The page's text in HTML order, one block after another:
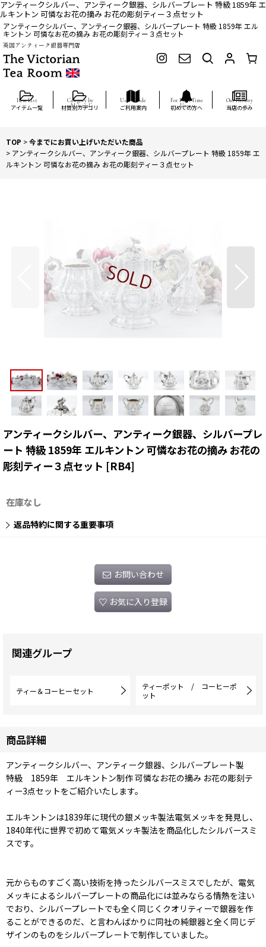
アンティークシルバー、アンティーク銀器、シルバープレート 特級 1859年 エ
ルキントン 可憐なお花の摘み お花の彫刻ティー３点セット
アンティークシルバー、アンティーク銀器、シルバープレート 特級 1859年 エル
キントン 可憐なお花の摘み お花の彫刻ティー３点セット
英国アンティーク銀器専門店
アイテム一覧 材質別カテゴリ ご利用案内 初めての方へ 当店の歩み
TOP >今までにお買い上げいただいた商品
> アンティークシルバー、アンティーク銀器、シルバープレート 特級 1859年 エ
ルキントン 可憐なお花の摘み お花の彫刻ティー３点セット
アンティークシルバー、アンティーク銀器、シルバープレ
ート 特級 1859年 エルキントン 可憐なお花の摘み お花の
彫刻ティー３点セット [RB4]
在庫なし
返品特約に関する重要事項
お問い合わせ
お気に入り登録
関連グループ
ティー＆コーヒーセット
ティーポット / コーヒーポ
ット
商品詳細
アンティークシルバー、アンティーク銀器、シルバープレート製
特級 1859年 エルキントン制作 可憐なお花の摘み お花の彫刻テ
ィー3点セットをご紹介いたします。
エルキントンは1839年に現代の銀メッキ製法電気メッキを発見し、
1840年代に世界で初めて電気メッキ製法を商品化したシルバースミ
スです。
元からものすごく高い技術を持ったシルバースミスでしたが、電気
メッキによるシルバープレートの商品化には並みならる情熱を注い
でおり、シルバープレートでも全く同じくクオリティーで銀器を作
ることができるのだ、と言わんばかりに同社の純銀器と全く同じデ
ザインのものをシルバープレートで制作していました。